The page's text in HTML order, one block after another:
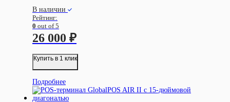
В наличии
Рейтинг:
0 out of 5
26 000 ₽
Купить в 1 клик
Подробнее